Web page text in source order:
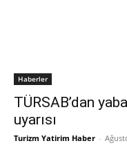
Haberler
TÜRSAB’dan
uyarısı
Turizm Yatirim Haber -